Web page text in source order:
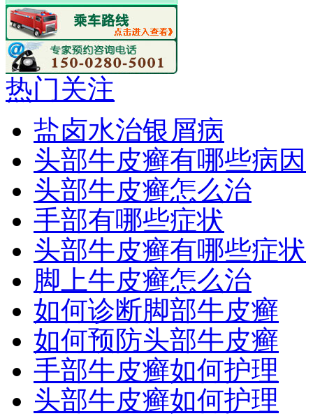
热门关注
盐卤水治银屑病
头部牛皮癣有哪些病因
头部牛皮癣怎么治
手部有哪些症状
头部牛皮癣有哪些症状
脚上牛皮癣怎么治
如何诊断脚部牛皮癣
如何预防头部牛皮癣
手部牛皮癣如何护理
头部牛皮癣如何护理